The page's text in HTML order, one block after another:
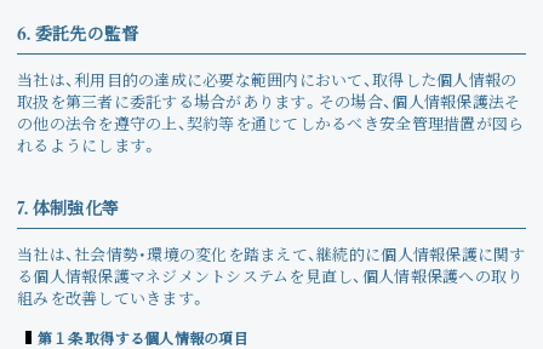
6. 委託先の監督
当社は、利用目的の達成に必要な範囲内において、取得した個人情報の
取扱を第三者に委託する場合があります。その場合、個人情報保護法そ
の他の法令を遵守の上、契約等を通じてしかるべき安全管理措置が図ら
れるようにします。
7. 体制強化等
当社は、社会情勢・環境の変化を踏まえて、継続的に個人情報保護に関す
る個人情報保護マネジメントシステムを見直し、個人情報保護への取り
組みを改善していきます。
第１条 取得する個人情報の項目